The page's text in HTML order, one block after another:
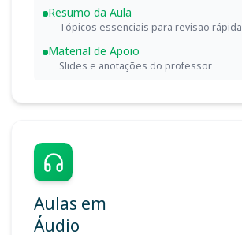
Resumo da Aula
Tópicos essenciais para revisão rápida
Material de Apoio
Slides e anotações do professor
Aulas em
Áudio